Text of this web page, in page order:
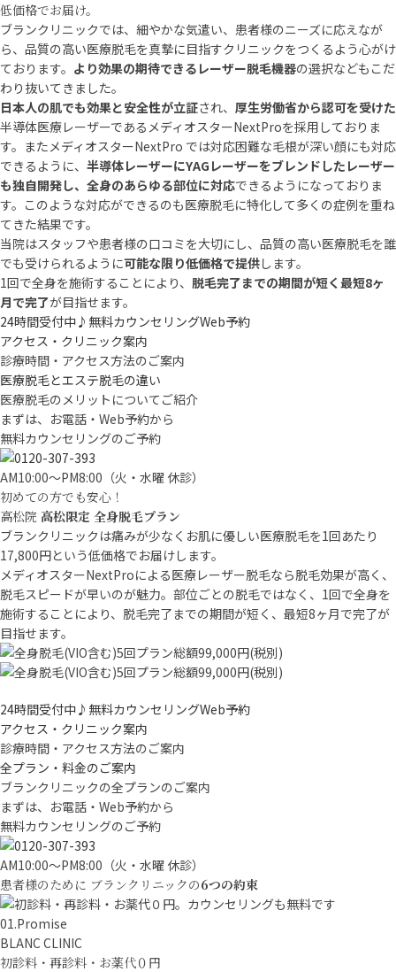
低価格でお届け。
ブランクリニックでは、細やかな気遣い、患者様のニーズに応えなが
ら、品質の高い医療脱毛を真摯に目指すクリニックをつくるよう心がけ
ております。 より効果の期待できるレーザー脱毛機器の選択などもこだ
わり抜いてきました。
日本人の肌でも効果と安全性が立証され、 厚生労働省から認可を受けた
半導体医療レーザーであるメディオスターNextProを採用しておりま
す。またメディオスターNextPro では対応困難な毛根が深い顔にも対応
できるように、 半導体レーザーにYAGレーザーをブレンドしたレーザー
も独自開発し、全身のあらゆる部位に対応できるようになっておりま
す。このような対応ができるのも医療脱毛に特化して多くの症例を重ね
てきた結果です。
当院はスタッフや患者様の口コミを大切にし、品質の高い医療脱毛を誰
でも受けられるように可能な限り低価格で提供します。
1回で全身を施術することにより、 脱毛完了までの期間が短く最短8ヶ
月で完了が目指せます。
24時間受付中♪ 無料カウンセリングWeb予約
アクセス・クリニック案内
診療時間・アクセス方法のご案内
医療脱毛とエステ脱毛の違い
医療脱毛のメリットについてご紹介
まずは、お電話・Web予約から
無料カウンセリングのご予約
AM10:00〜PM8:00（火・水曜 休診）
初めての方でも安心！
高松院 高松限定 全身脱毛プラン
ブランクリニックは痛みが少なくお肌に優しい医療脱毛を1回あたり
17,800円という低価格でお届けします。
メディオスターNextProによる医療レーザー脱毛なら脱毛効果が高く、
脱毛スピードが早いのが魅力。部位ごとの脱毛ではなく、1回で全身を
施術することにより、脱毛完了までの期間が短く、最短8ヶ月で完了が
目指せます。
24時間受付中♪ 無料カウンセリングWeb予約
アクセス・クリニック案内
診療時間・アクセス方法のご案内
全プラン・料金のご案内
ブランクリニックの全プランのご案内
まずは、お電話・Web予約から
無料カウンセリングのご予約
AM10:00〜PM8:00（火・水曜 休診）
患者様のために ブランクリニックの6つの約束
01.Promise
BLANC CLINIC
初診料・再診料・お薬代０円